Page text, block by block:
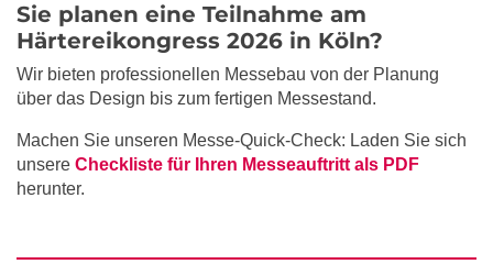
Sie planen eine Teilnahme am
Härtereikongress 2026 in Köln?
Wir bieten professionellen Messebau von der Planung
über das Design bis zum fertigen Messestand.
Machen Sie unseren Messe-Quick-Check: Laden Sie sich
unsere Checkliste für Ihren Messeauftritt als PDF
herunter.